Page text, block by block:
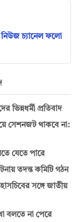
চ্যানেল ফলো
ভিন্নধর্মী প্রতিবাদ
সেশনজট থাকবে না:
যেতে পারে
তদন্ত কমিটি গঠন
সঙ্গে জাতীয়
বলতে না পেরে